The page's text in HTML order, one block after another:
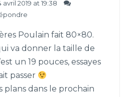
avril 2019 at 19:38
Poulain fait 80×80.
va donner la taille de
un 19 pouces, essayes
passer
plans dans le prochain